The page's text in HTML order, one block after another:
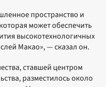
пространство и
может обеспечить
высокотехнологичных
Макао», — сказал он.
ставшей центром
разместилось около